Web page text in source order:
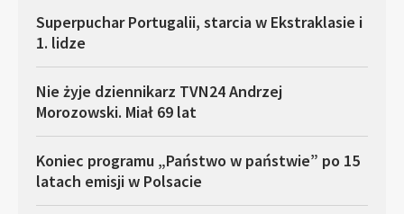
Superpuchar Portugalii, starcia w Ekstraklasie i
1. lidze
Nie żyje dziennikarz TVN24 Andrzej
Morozowski. Miał 69 lat
Koniec programu „Państwo w państwie” po 15
latach emisji w Polsacie